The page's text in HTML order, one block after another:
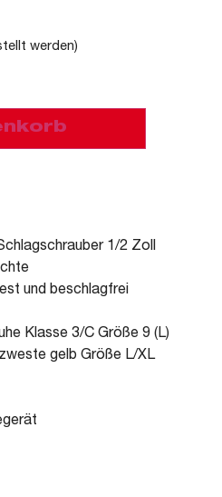
werden)
1/2 Zoll
und beschlagfrei
Klasse 3/C Größe 9 (L)
gelb Größe L/XL